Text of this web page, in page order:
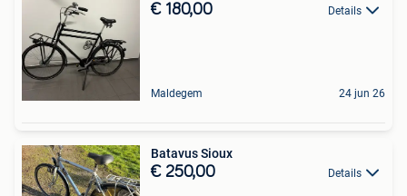
€ 180,00 Details
Maldegem 24 jun 26
Batavus Sioux
€ 250,00 Details